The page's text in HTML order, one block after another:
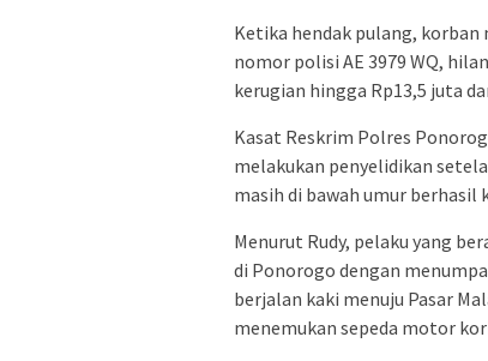
Ketika hendak pulang, korban
nomor polisi AE 3979 WQ,
kerugian hingga Rp13,5 juta
Kasat Reskrim Polres
melakukan penyelidikan
masih di bawah umur berhasil
Menurut Rudy, pelaku yang
di Ponorogo dengan
berjalan kaki menuju Pasar
menemukan sepeda motor